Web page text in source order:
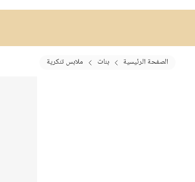
الصفحة الرئيسية بنات ملابس تنكرية